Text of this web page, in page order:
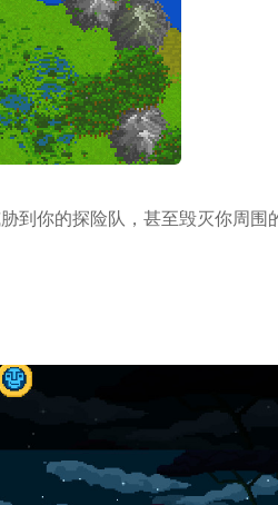
到你的探险队，甚至毁灭你周围